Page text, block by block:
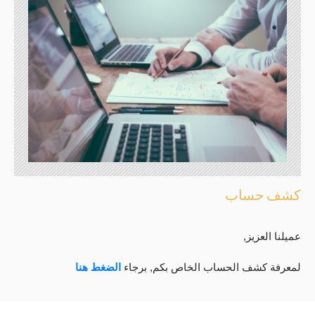
كشف حساب
عميلنا العزيز,
لمعرفة كشف الحساب الخاص بكم, برجاء الضغط هنا